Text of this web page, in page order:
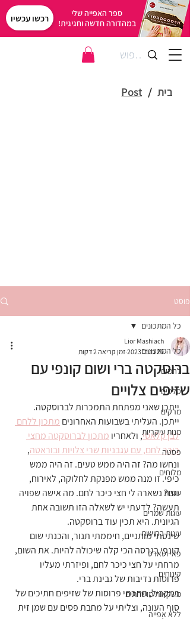
רכשו עכשיו
ספר האפייה שלי
במהדורה חדשה וחגיגית!
בית /
Post
פוסט
כל המתכונים
לחמים
סלטים
מרקים
מנות עיקריות
פסטה
מלוחים
עוגיות
עוגות שמרים
עוגות בחושות
פאי וטארט
קינוחים
משקאות מושחתים
ללא אפייה
כל המתכונים
ברוסקטה ברי ושום קונפי עם
שזיפים צלויים
Lior Mashiach
20 בנוב׳ 2023
זמן קריאה 2 דקות
ייתכן שאני מפתחת התמכרות לברוסקטה.
ייתכן. העליתי בשבועות האחרונים מתכון ללחם
לבן קלאסי, ולאחריו מתכון לברוסקטה מחצי
כיכר לחם, עם עגבניות שרי צלויות ובוראטה,
ונחשו מה? זה היה ממש טעים. זה היה ממש
כיפי. זו מנה ממש מפנקת לחלוקה, לאירוח,
וגם? נשארה לי חצי כיכר לחם. מה אישה שפויה
תעשה? לדעתי יש לשאלה הזו תשובה אחת
הגיונית. היא תכין עוד ברוסקטה.
שינסתי מותניים, חיממתי תנור, והכנתי שום
קונפי בגרסה הכי קלה שיכולה להיות. את השום,
מרחתי על חצי כיכר לחם, ופיזרתי מעליו
פרוסות נדיבות של גבינת ברי.
במקביל, חתכתי פרוסות של שזיפים חתיכים של
סוף העונה, וצליתי על מחבת פסים עם שמן זית